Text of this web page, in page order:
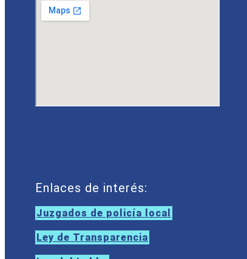
Enlaces de interés:
Juzgados de policía local
Ley de Transparencia